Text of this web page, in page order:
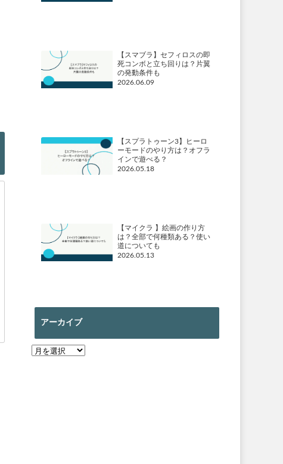
【スマブラ】セフィロスの即
死コンボと立ち回りは？片翼
の発動条件も
2026.06.09
【スプラトゥーン3】ヒーロ
ーモードのやり方は？オフラ
インで遊べる？
2026.05.18
【マイクラ 】絵画の作り方
は？全部で何種類ある？使い
道についても
2026.05.13
アーカイブ
ア